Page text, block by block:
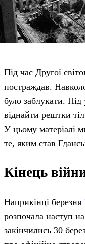
Під час Другої
постраждав.
було заблукати.
віднайти рештки
У цьому матеріалі
те, яким став
Кінець
Наприкінці березня
розпочала наступ
закінчились 30